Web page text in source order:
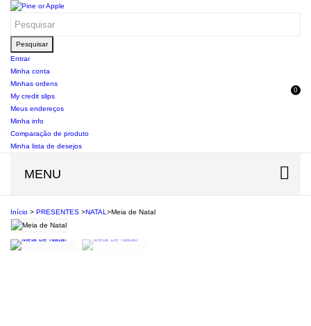
Pesquisar
0
Entrar
Minha conta
Minhas ordens
My credit slips
Meus endereços
Minha info
Comparação de produto
Minha lista de desejos
MENU
Início > PRESENTES >NATAL>Meia de Natal